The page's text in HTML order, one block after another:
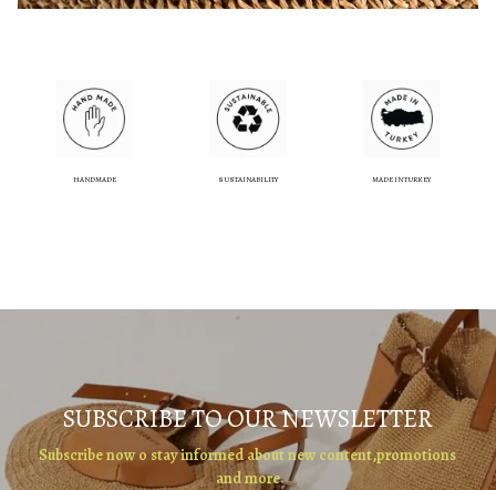
HANDMADE SUSTAINABILITY MADE IN TURKEY
SUBSCRIBE TO OUR NEWSLETTER
Subscribe now o stay informed about new content,promotions
and more